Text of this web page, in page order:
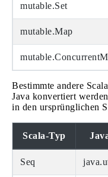
mutable.Set
mutable.Map
Bestimmte andere
Java konvertiert
in den ursprünglichen
Scala-Typ
Seq